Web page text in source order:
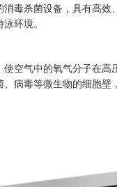
毒杀菌设备，具有高
环境。
空气中的氧气分子在
病毒等微生物的细胞